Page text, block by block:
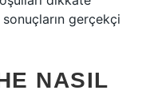
gerçekçi
NASIL